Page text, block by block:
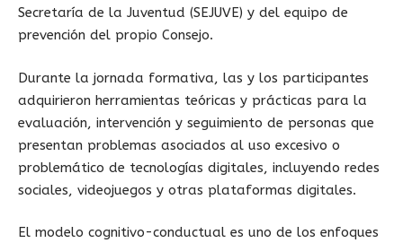
Secretaría de la Juventud (SEJUVE) y del equipo de
prevención del propio Consejo.
Durante la jornada formativa, las y los participantes
adquirieron herramientas teóricas y prácticas para la
evaluación, intervención y seguimiento de personas que
presentan problemas asociados al uso excesivo o
problemático de tecnologías digitales, incluyendo redes
sociales, videojuegos y otras plataformas digitales.
El modelo cognitivo-conductual es uno de los enfoques